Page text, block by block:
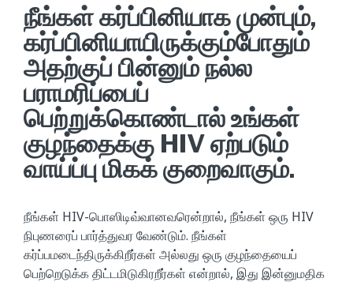
நீங்கள் கர்ப்பினியாக முன்பும்,
கர்ப்பினியாயிருக்கும்போதும்
அதற்குப் பின்னும் நல்ல
பராமரிப்பைப்
பெற்றுக்கொண்டால் உங்கள்
குழந்தைக்கு HIV ஏற்படும்
வாய்ப்பு மிகக் குறைவாகும்.
நீங்கள் HIV-பொஸிடிவ்வானவரென்றால், நீங்கள் ஒரு HIV
நிபுணரைப் பார்த்துவர வேண்டும். நீங்கள்
கர்ப்பமடைந்திருக்கிறீர்கள் அல்லது ஒரு குழந்தையைப்
பெற்றெடுக்க திட்டமிடுகிரறீர்கள் என்றால், இது இன்னுமதிக